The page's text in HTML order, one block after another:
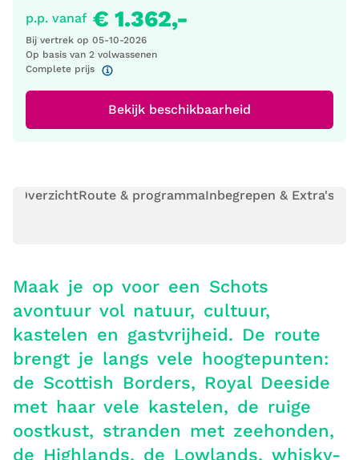
p.p. vanaf € 1.362,-
Bij vertrek op 05-10-2026
Op basis van 2 volwassenen
Complete prijs
Bekijk beschikbaarheid
OverzichtRoute & programmaInbegrepen & Extra's
Maak je op voor een Schots
avontuur vol natuur, cultuur,
kastelen en gastvrijheid. De route
brengt je langs vele hoogtepunten:
de Scottish Borders, Royal Deeside
met haar vele kastelen, de ruige
oostkust, stranden met zeehonden,
de Highlands, de Lowlands, whisky-